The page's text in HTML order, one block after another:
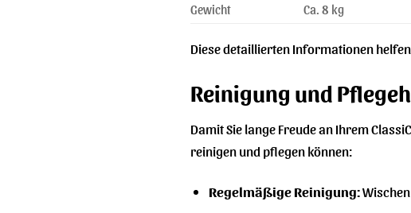
Gewicht
Ca. 8 kg
Diese detaillierten Informationen
Reinigung und
Damit Sie lange Freude an Ihrem
reinigen und pflegen können:
Regelmäßige Reinigung:Wischen